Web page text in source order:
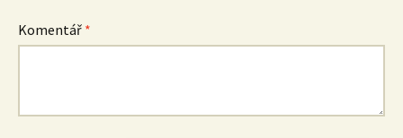
Komentář *